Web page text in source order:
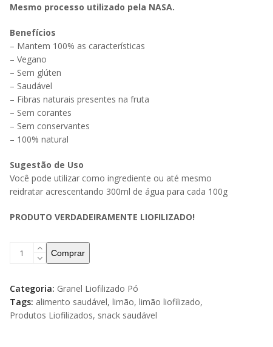
Mesmo processo utilizado pela NASA.
Benefícios
– Mantem 100% as características
– Vegano
– Sem glúten
– Saudável
– Fibras naturais presentes na fruta
– Sem corantes
– Sem conservantes
– 100% natural
Sugestão de Uso
Você pode utilizar como ingrediente ou até mesmo
reidratar acrescentando 300ml de água para cada 100g
PRODUTO VERDADEIRAMENTE LIOFILIZADO!
Comprar
Categoria: Granel Liofilizado Pó
Tags: alimento saudável, limão, limão liofilizado,
Produtos Liofilizados, snack saudável